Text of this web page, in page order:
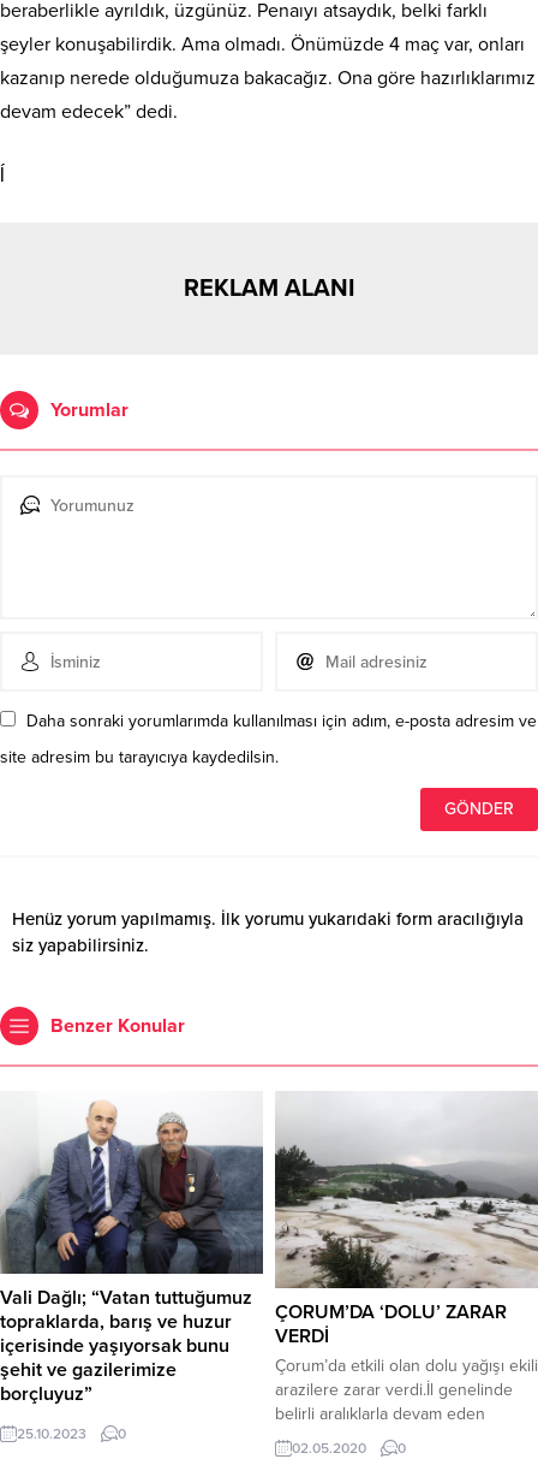
beraberlikle ayrıldık, üzgünüz. Penaıyı atsaydık, belki farklı
şeyler konuşabilirdik. Ama olmadı. Önümüzde 4 maç var, onları
kazanıp nerede olduğumuza bakacağız. Ona göre hazırlıklarımız
devam edecek” dedi.
ĺ
REKLAM ALANI
Yorumlar
Daha sonraki yorumlarımda kullanılması için adım, e-posta adresim ve
site adresim bu tarayıcıya kaydedilsin.
Henüz yorum yapılmamış. İlk yorumu yukarıdaki form aracılığıyla
siz yapabilirsiniz.
Benzer Konular
Vali Dağlı; “Vatan tuttuğumuz
topraklarda, barış ve huzur
içerisinde yaşıyorsak bunu
şehit ve gazilerimize
borçluyuz”
Çorum Valisi Doç. Dr. Zülkif Dağlı,
“Kanımızla, canımızla vatan
25.10.2023 0
ÇORUM’DA ‘DOLU’ ZARAR
VERDİ
Çorum’da etkili olan dolu yağışı ekili
arazilere zarar verdi.İl genelinde
belirli aralıklarla devam eden
yağmur yağış kırsal kesimlerde
02.05.2020 0